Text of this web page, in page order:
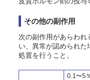
その他の副作用
次の副作用があらわ
い、異常が認められた
処置を行うこと。
0.1〜5